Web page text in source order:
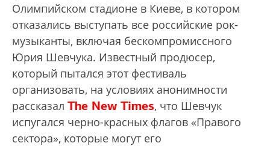
Олимпийском стадионе в Киеве, в котором
отказались выступать все российские рок-
музыканты, включая бескомпромиссного
Юрия Шевчука. Известный продюсер,
который пытался этот фестиваль
организовать, на условиях анонимности
рассказал The New Times, что Шевчук
испугался черно-красных флагов «Правого
сектора», которые могут его